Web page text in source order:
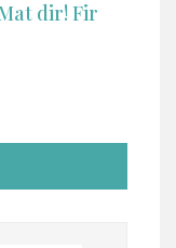
dir! Fir